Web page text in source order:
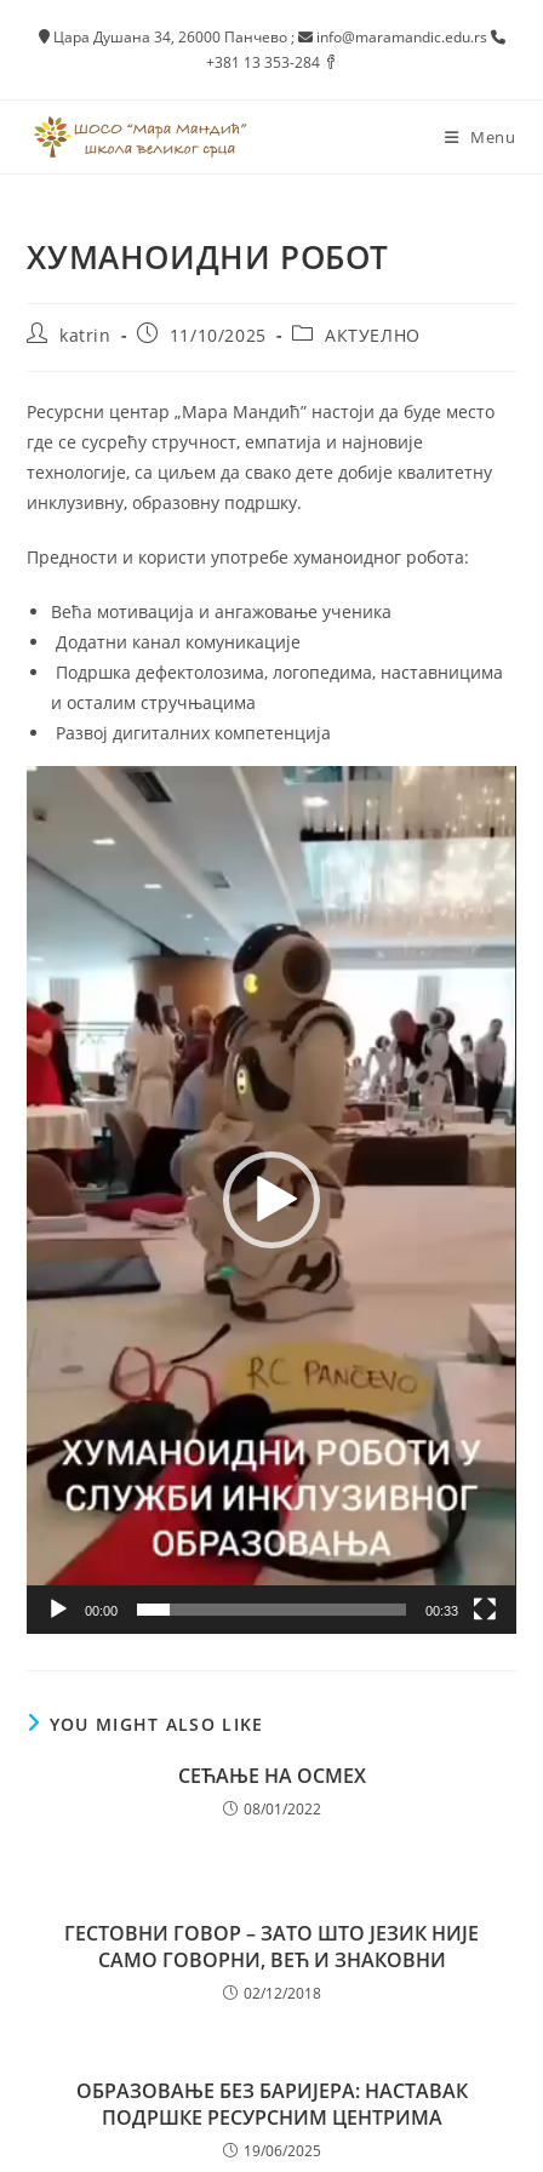
Цара Душана 34, 26000 Панчево;
info@maramandic.edu.rs
+381 13 353-284
Menu
ХУМАНОИДНИ РОБОТ
Postkatrin
Post11/10/2025
PostАКТУЕЛНО
Ресурсни центар „Мара Мандић” настоји да буде место
где се сусрећу стручност, емпатија и најновије
технологије, са циљем да свако дете добије квалитетну
инклузивну, образовну подршку.
Предности и користи употребе хуманоидног робота:
Већа мотивација и ангажовање ученика
Додатни канал комуникације
Подршка дефектолозима, логопедима, наставницима
и осталим стручњацима
Развој дигиталних компетенција
Video
Player
00:00 00:33
YOU MIGHT ALSO LIKE
СЕЋАЊЕ НА ОСМЕХ
08/01/2022
ГЕСТОВНИ ГОВОР – ЗАТО ШТО ЈЕЗИК НИЈЕ
САМО ГОВОРНИ, ВЕЋ И ЗНАКОВНИ
02/12/2018
ОБРАЗОВАЊЕ БЕЗ БАРИЈЕРА: НАСТАВАК
ПОДРШКЕ РЕСУРСНИМ ЦЕНТРИМА
19/06/2025